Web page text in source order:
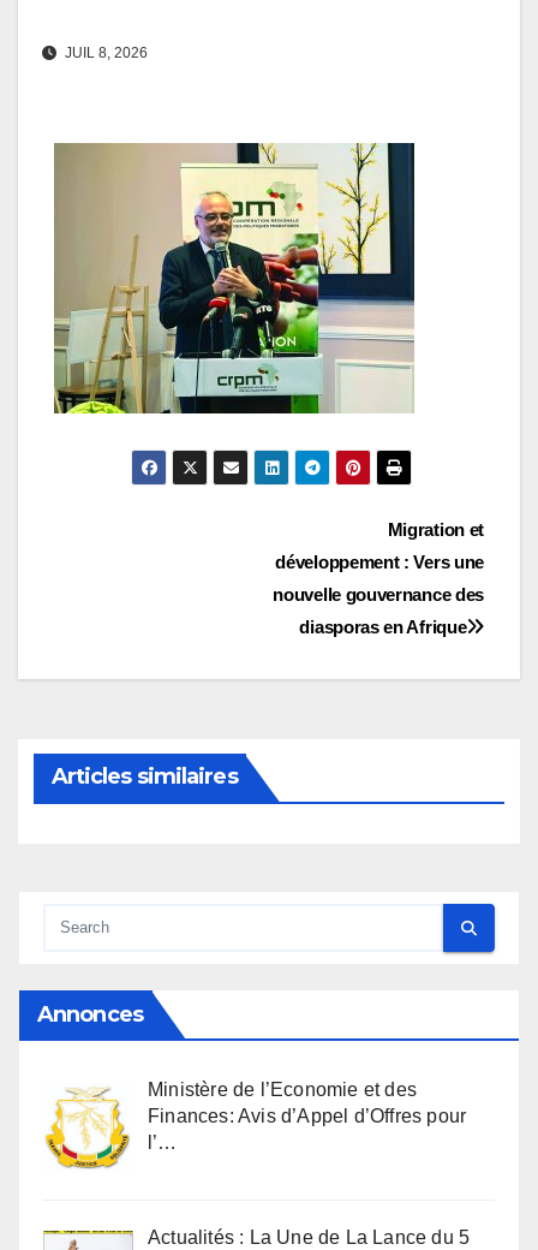
JUIL 8, 2026
Migration et
développement : Vers une
nouvelle gouvernance des
diasporas en Afrique
Articles similaires
Annonces
Ministère de l’Economie et des
Finances: Avis d’Appel d’Offres pour
l’…
Actualités : La Une de La Lance du 5